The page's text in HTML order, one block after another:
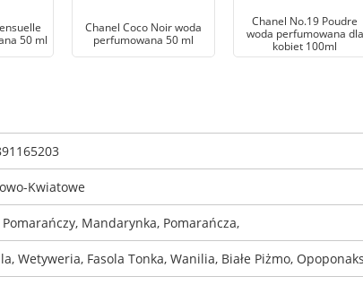
50 ml
Chanel Coco Noir woda
perfumowana 50 ml
Chanel No.19 Poudre
woda perfumowana dla
kobiet 100ml
Kwiatowe
Mandarynka, Pomarańcza,
Wetyweria, Fasola Tonka, Wanilia, Białe Piżmo, Opoponaks